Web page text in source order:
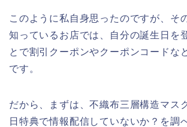
このように私自身思ったのですが、そ
知っているお店では、自分の誕生日を
とで割引クーポンやクーポンコードな
です。
だから、まずは、不織布三層構造マス
日特典で情報配信していないか？を調